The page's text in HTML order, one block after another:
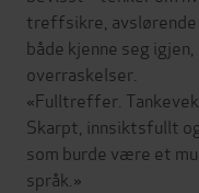
treffsikre, avslørende
både kjenne seg
overraskelser.
«Fulltreffer.
Skarpt, innsiktsfullt
som burde være et
språk.»